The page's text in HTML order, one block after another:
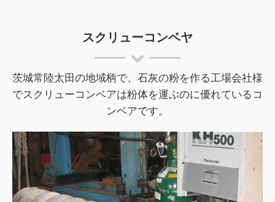
スクリューコンベヤ
茨城常陸太田の地域柄で、石灰の粉を作る工場会社様
でスクリューコンベアは粉体を運ぶのに優れているコ
ンベアです。